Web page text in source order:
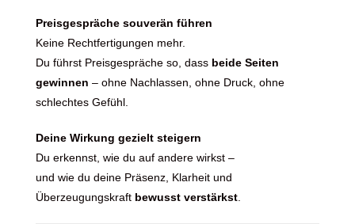
Preisgespräche souverän führen
Keine Rechtfertigungen mehr.
Du führst Preisgespräche so, dass beide Seiten
gewinnen – ohne Nachlassen, ohne Druck, ohne
schlechtes Gefühl.
Deine Wirkung gezielt steigern
Du erkennst, wie du auf andere wirkst –
und wie du deine Präsenz, Klarheit und
Überzeugungskraft bewusst verstärkst